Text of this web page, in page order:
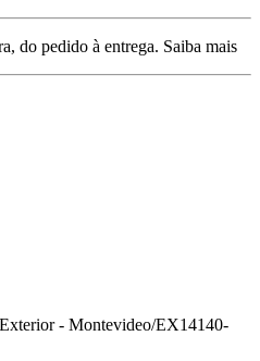
do pedido à entrega. Saiba mais
Exterior - Montevideo/EX14140-